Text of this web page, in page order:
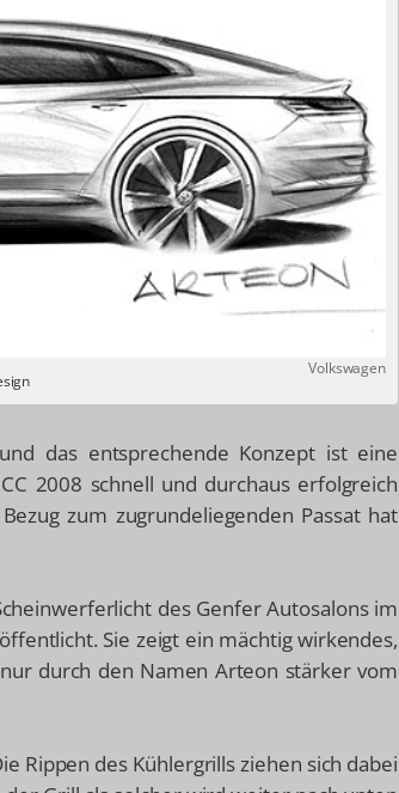
Volkswagen
das entsprechende Konzept ist eine
2008 schnell und durchaus erfolgreich
zum zugrundeliegenden Passat hat
des Genfer Autosalons im
Sie zeigt ein mächtig wirkendes,
durch den Namen Arteon stärker vom
Rippen des Kühlergrills ziehen sich dabei